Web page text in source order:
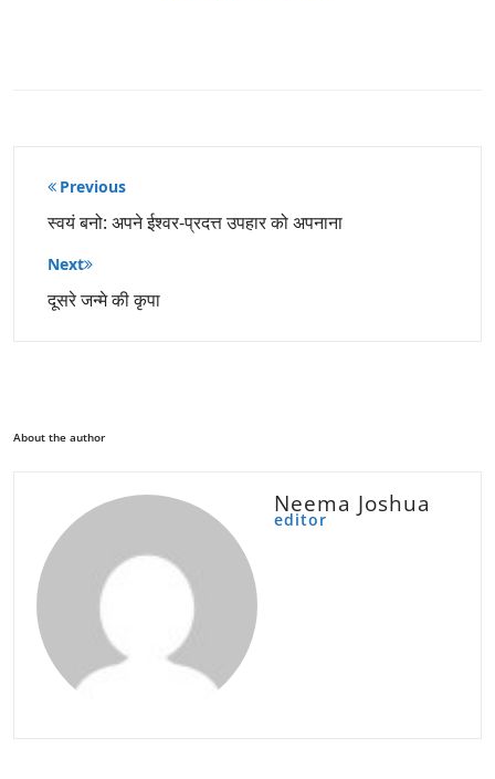
पोस्ट
नेविगेशन
Previous
स्वयं बनो: अपने ईश्वर-प्रदत्त उपहार को अपनाना
Next
दूसरे जन्मे की कृपा
About the author
Neema Joshua
editor